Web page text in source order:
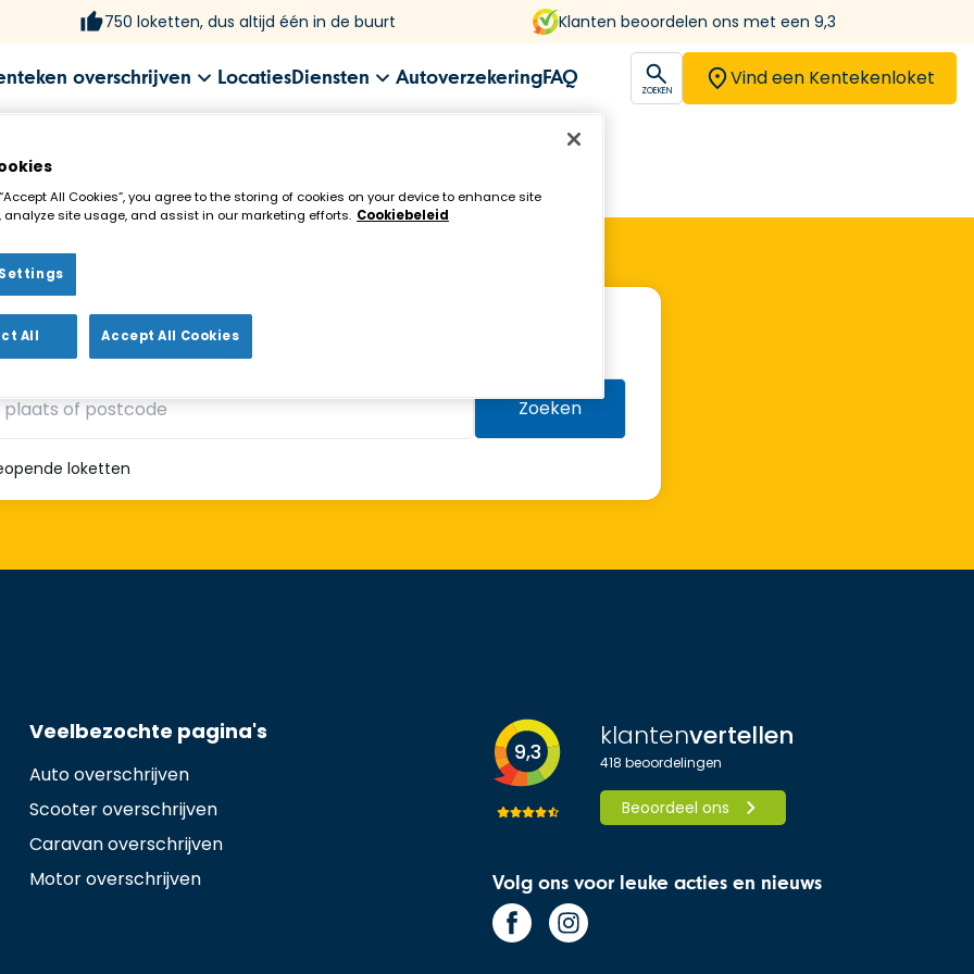
750 loketten, dus altijd één in de buurt Klanten beoordelen ons met een 9,3
overschrijven LocatiesDiensten AutoverzekeringFAQ open
ZOEKEN
Vind een Kentekenloket
in de buurt!
Zoeken
loketten
Veelbezochte pagina's
Auto overschrijven
Scooter overschrijven
Caravan overschrijven
Motor overschrijven
9,3 klantenvertellen
418 beoordelingen
Beoordeel ons
Volg ons voor leuke acties en nieuws
All Cookies”, you agree to the storing of cookies on your device to enhance site
site usage, and assist in our marketing efforts. Cookiebeleid
All Accept All Cookies